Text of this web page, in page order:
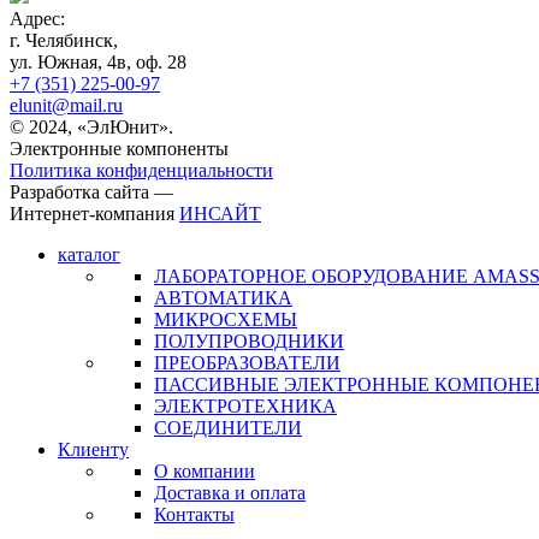
Адрес:
г. Челябинск,
ул. Южная, 4в, оф. 28
+7 (351) 225-00-97
elunit@mail.ru
© 2024, «ЭлЮнит».
Электронные компоненты
Политика конфиденциальности
Разработка сайта —
Интернет-компания ИНСАЙТ
каталог
ЛАБОРАТОРНОЕ ОБОРУДОВАНИЕ AMASS
АВТОМАТИКА
МИКРОСХЕМЫ
ПОЛУПРОВОДНИКИ
ПРЕОБРАЗОВАТЕЛИ
ПАССИВНЫЕ ЭЛЕКТРОННЫЕ
ЭЛЕКТРОТЕХНИКА
СОЕДИНИТЕЛИ
Клиенту
О компании
Доставка и оплата
Контакты